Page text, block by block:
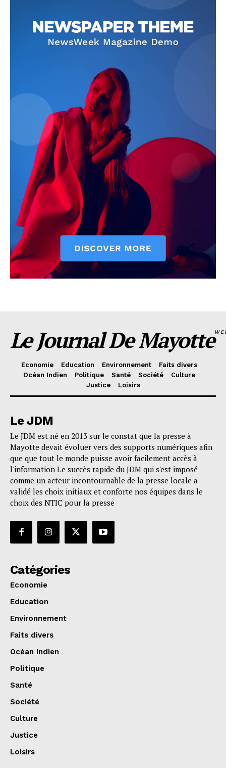
Le Journal De Mayotte
Economie Education Environnement
Faits divers
Océan Indien
Politique Santé Société
Culture
Justice
Loisirs
Le JDM
Le JDM est né en 2013 sur le constat que la presse à
Mayotte devait évoluer vers des supports numériques afin
que que tout le monde puisse avoir facilement accès à
l'information Le succès rapide du JDM qui s'est imposé
comme un acteur incontournable de la presse locale a
validé les choix initiaux et conforte nos équipes dans le
choix des NTIC pour la presse
Catégories
Economie
Education
Environnement
Faits divers
Océan Indien
Politique
Santé
Société
Culture
Justice
Loisirs